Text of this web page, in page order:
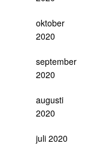
oktober
2020
september
2020
augusti
2020
juli 2020